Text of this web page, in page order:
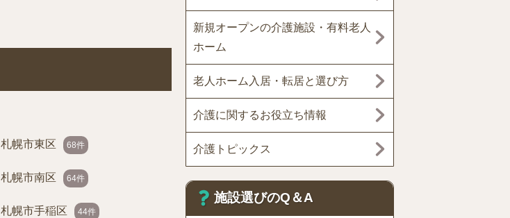
札幌市東区 68件
札幌市南区 64件
札幌市手稲区 44件
新規オープンの介護施設・有料老人
ホーム
老人ホーム入居・転居と選び方
介護に関するお役立ち情報
介護トピックス
施設選びのQ＆A